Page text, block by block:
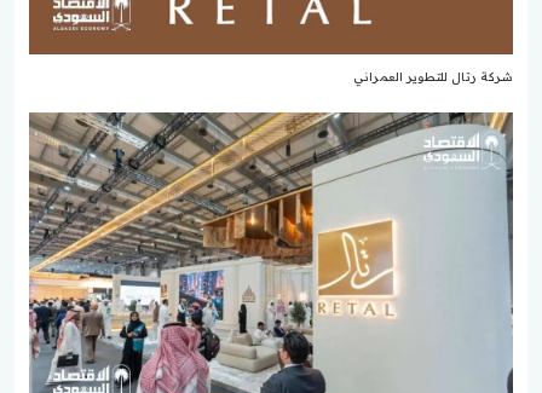
شركة رتال للتطوير العمراني